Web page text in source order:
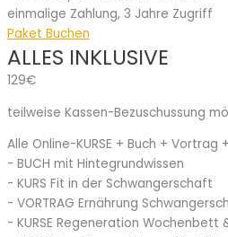
einmalige Zahlung, 3 Jahre Zugriff
Paket Buchen
ALLES INKLUSIVE
129€
teilweise Kassen-Bezuschussung
Alle Online-KURSE + Buch + Vortrag
- BUCH mit Hintegrundwissen
- KURS Fit in der Schwangerschaft
- VORTRAG Ernährung
- KURSE Regeneration Wochenbett